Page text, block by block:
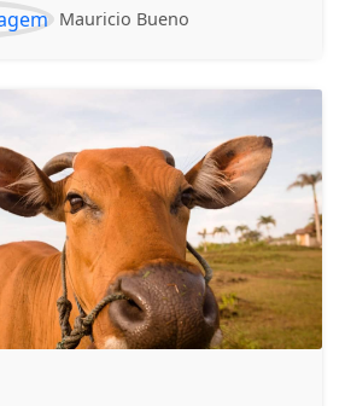
Mauricio Bueno